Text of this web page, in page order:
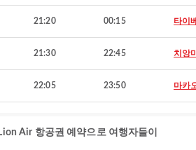
21:20 00:15 타이
21:30 22:45 치앙
22:05 23:50 마카
Air 항공권 예약으로 여행자들이